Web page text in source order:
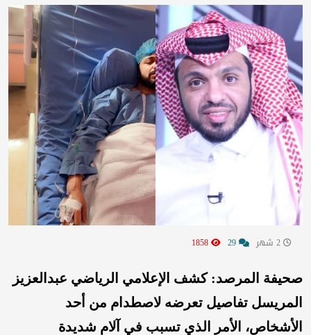
صحيفة المرصد: كشف الإعلامي الرياضي عبدالعزيز
المريسل تفاصيل تعرضه لاصطدام من أحد
الأشخاص، الأمر الذي تسبب في آلام شديدة